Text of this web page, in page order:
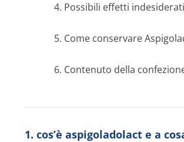
4. Possibili effetti indesiderati
5. Come conservare
6. Contenuto della
1. cos’è aspigoladolact e a